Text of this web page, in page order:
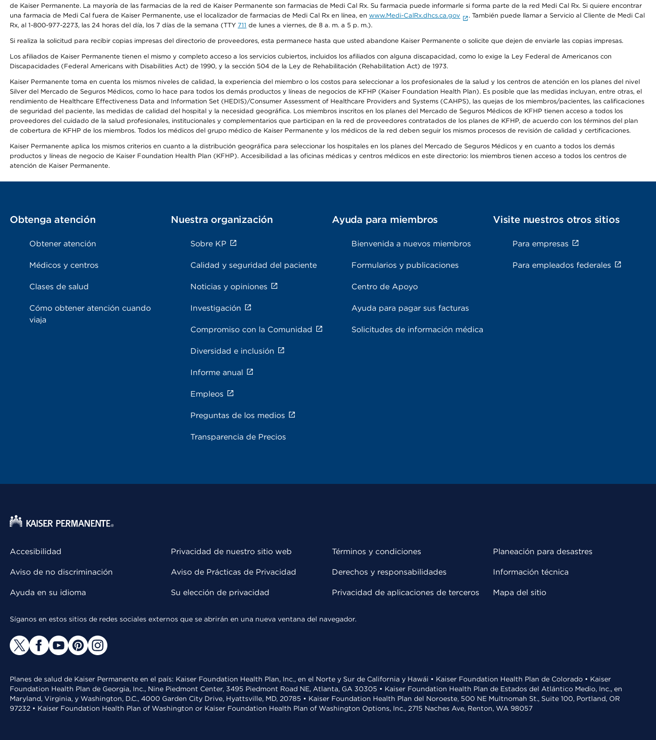
de Kaiser Permanente. La mayoría de las farmacias de la red de Kaiser Permanente son farmacias de Medi Cal Rx. Su farmacia puede informarle si forma parte de la red Medi Cal Rx. Si quiere encontrar
una farmacia de Medi Cal fuera de Kaiser Permanente, use el localizador de farmacias de Medi Cal Rx en línea, en www.Medi-CalRx.dhcs.ca.gov
. También puede llamar a Servicio al Cliente de Medi Cal
Rx, al 1-800-977-2273, las 24 horas del día, los 7 días de la semana (TTY 711 de lunes a viernes, de 8 a. m. a 5 p. m.).
Si realiza la solicitud para recibir copias impresas del directorio de proveedores, esta permanece hasta que usted abandone Kaiser Permanente o solicite que dejen de enviarle las copias impresas.
Los afiliados de Kaiser Permanente tienen el mismo y completo acceso a los servicios cubiertos, incluidos los afiliados con alguna discapacidad, como lo exige la Ley Federal de Americanos con
Discapacidades (Federal Americans with Disabilities Act) de 1990, y la sección 504 de la Ley de Rehabilitación (Rehabilitation Act) de 1973.
Kaiser Permanente toma en cuenta los mismos niveles de calidad, la experiencia del miembro o los costos para seleccionar a los profesionales de la salud y los centros de atención en los planes del nivel
Silver del Mercado de Seguros Médicos, como lo hace para todos los demás productos y líneas de negocios de KFHP (Kaiser Foundation Health Plan). Es posible que las medidas incluyan, entre otras, el
rendimiento de Healthcare Effectiveness Data and Information Set (HEDIS)/Consumer Assessment of Healthcare Providers and Systems (CAHPS), las quejas de los miembros/pacientes, las calificaciones
de seguridad del paciente, las medidas de calidad del hospital y la necesidad geográfica. Los miembros inscritos en los planes del Mercado de Seguros Médicos de KFHP tienen acceso a todos los
proveedores del cuidado de la salud profesionales, institucionales y complementarios que participan en la red de proveedores contratados de los planes de KFHP, de acuerdo con los términos del plan
de cobertura de KFHP de los miembros. Todos los médicos del grupo médico de Kaiser Permanente y los médicos de la red deben seguir los mismos procesos de revisión de calidad y certificaciones.
Kaiser Permanente aplica los mismos criterios en cuanto a la distribución geográfica para seleccionar los hospitales en los planes del Mercado de Seguros Médicos y en cuanto a todos los demás
productos y líneas de negocio de Kaiser Foundation Health Plan (KFHP). Accesibilidad a las oficinas médicas y centros médicos en este directorio: los miembros tienen acceso a todos los centros de
atención de Kaiser Permanente.
Obtenga atención
Obtener atención
Médicos y centros
Clases de salud
Cómo obtener atención cuando
viaja
Nuestra organización
Sobre KP
Calidad y seguridad del paciente
Noticias y opiniones
Investigación
Compromiso con la Comunidad
Diversidad e inclusión
Informe anual
Empleos
Preguntas de los medios
Transparencia de Precios
Ayuda para miembros
Bienvenida a nuevos miembros
Formularios y publicaciones
Centro de Apoyo
Ayuda para pagar sus facturas
Solicitudes de información médica
Visite nuestros otros sitios
Para empresas
Para empleados federales
Accesibilidad
Aviso de no discriminación
Ayuda en su idioma
Privacidad de nuestro sitio web
Aviso de Prácticas de Privacidad
Su elección de privacidad
Términos y condiciones
Derechos y responsabilidades
Privacidad de aplicaciones de terceros
Planeación para desastres
Información técnica
Mapa del sitio
Síganos en estos sitios de redes sociales externos que se abrirán en una nueva ventana del navegador.
Planes de salud de Kaiser Permanente en el país: Kaiser Foundation Health Plan, Inc., en el Norte y Sur de California y Hawái • Kaiser Foundation Health Plan de Colorado • Kaiser
Foundation Health Plan de Georgia, Inc., Nine Piedmont Center, 3495 Piedmont Road NE, Atlanta, GA 30305 • Kaiser Foundation Health Plan de Estados del Atlántico Medio, Inc., en
Maryland, Virginia, y Washington, D.C., 4000 Garden City Drive, Hyattsville, MD, 20785 • Kaiser Foundation Health Plan del Noroeste, 500 NE Multnomah St., Suite 100, Portland, OR
97232 • Kaiser Foundation Health Plan of Washington or Kaiser Foundation Health Plan of Washington Options, Inc., 2715 Naches Ave, Renton, WA 98057